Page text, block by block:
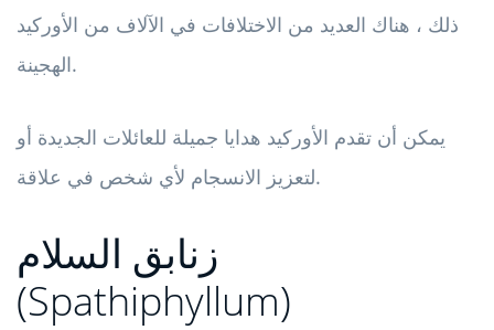
ذلك ، هناك العديد من الاختلافات في الآلاف من الأوركيد
الهجينة.
يمكن أن تقدم الأوركيد هدايا جميلة للعائلات الجديدة أو
لتعزيز الانسجام لأي شخص في علاقة.
زنابق السلام
(Spathiphyllum)